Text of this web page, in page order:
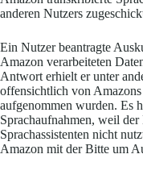
anderen Nutzers
Ein Nutzer beantragte
Amazon verarbeiteten
Antwort erhielt er unter
offensichtlich von Amazons
aufgenommen wurden. Es
Sprachaufnahmen, weil der
Sprachassistenten nicht
Amazon mit der Bitte um